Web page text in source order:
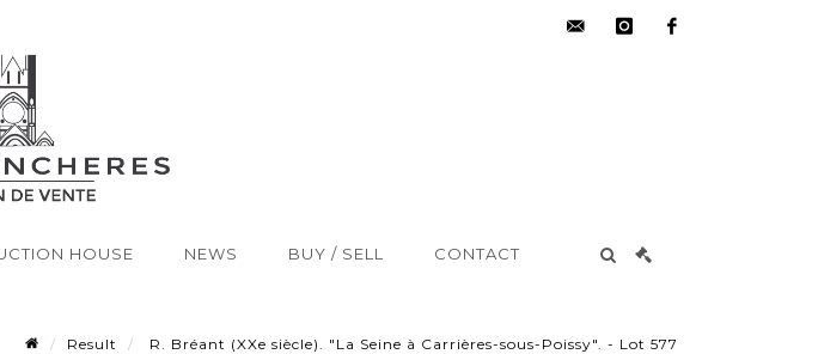
HOUSE NEWS BUY / SELL CONTACT
Result
R. Bréant (XXe siècle). "La Seine à Carrières-sous-Poissy". - Lot 577